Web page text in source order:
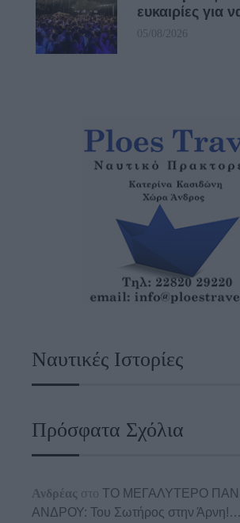
ευκαιρίες για
05/08/2026
Ναυτικές Ιστορίες
Πρόσφατα Σχόλια
Ανδρέας στο ΤΟ ΜΕΓΑΛΥΤΕΡΟ
ΑΝΔΡΟΥ: Του Σωτήρος στην Άρνη!…